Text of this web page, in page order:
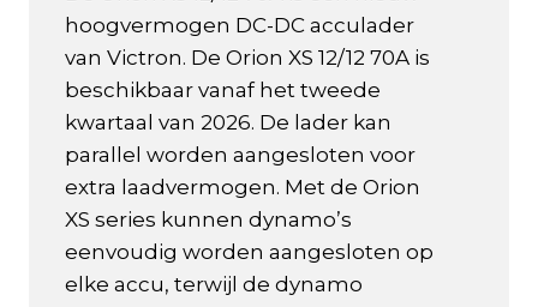
hoogvermogen DC-DC acculader
van Victron. De Orion XS 12/12 70A is
beschikbaar vanaf het tweede
kwartaal van 2026. De lader kan
parallel worden aangesloten voor
extra laadvermogen. Met de Orion
XS series kunnen dynamo’s
eenvoudig worden aangesloten op
elke accu, terwijl de dynamo